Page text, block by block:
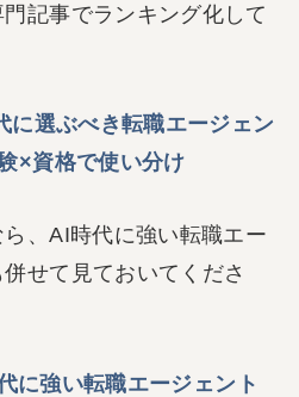
記事でランキング化して
に選ぶべき転職エージェン
×資格で使い分け
、AI時代に強い転職エー
せて見ておいてくださ
に強い転職エージェント